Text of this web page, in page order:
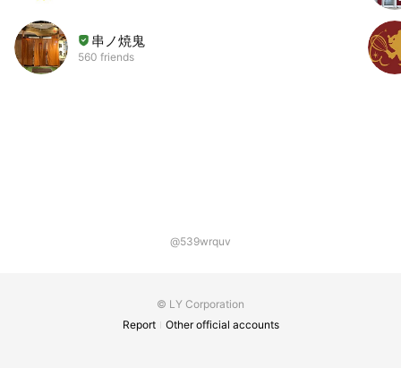
串ノ焼鬼
560 friends
@539wrquv
© LY Corporation
Report
Other official accounts